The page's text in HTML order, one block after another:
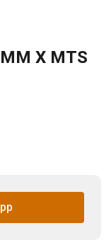
X MTS